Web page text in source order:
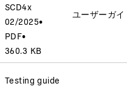
SCD4x
02/2025•
PDF•
360.3 KB
ユーザーガイ
Testing guide